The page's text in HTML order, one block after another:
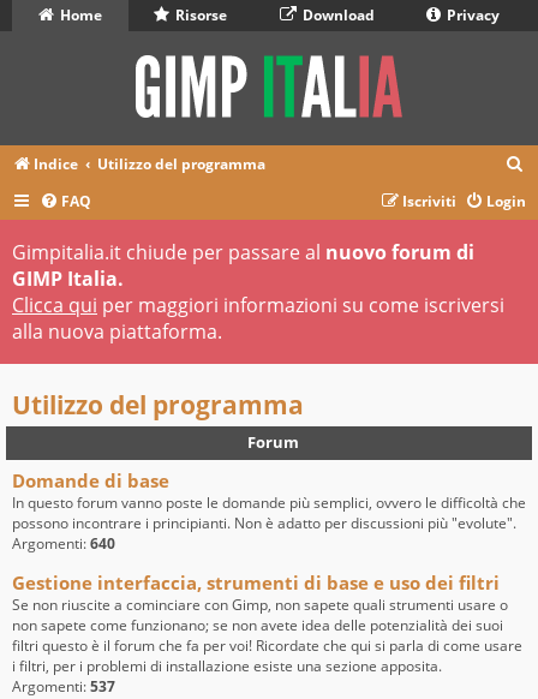
Home Risorse Download Privacy
Indice Utilizzo del programma
r
FAQ Login
Iscriviti
Gimpitalia.it chiude per passare al nuovo forum di
GIMP Italia.
Clicca qui per maggiori informazioni su come iscriversi
alla nuova piattaforma.
Utilizzo del programma
Forum
Domande di base
In questo forum vanno poste le domande più semplici, ovvero le difficoltà che
possono incontrare i principianti. Non è adatto per discussioni più "evolute".
Argomenti:640
Gestione interfaccia, strumenti di base e uso dei filtri
Se non riuscite a cominciare con Gimp, non sapete quali strumenti usare o
non sapete come funzionano; se non avete idea delle potenzialità dei suoi
filtri questo è il forum che fa per voi! Ricordate che qui si parla di come usare
i filtri, per i problemi di installazione esiste una sezione apposita.
Argomenti:537